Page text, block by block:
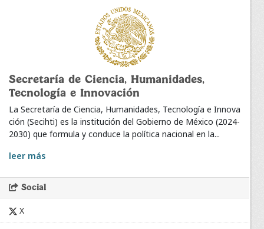
Secretaría de Ciencia, Humanidades,
Tecnología e Innovación
La Secretaría de Ciencia, Humanidades, Tecnología e Innova
ción (Secihti) es la institución del Gobierno de México (2024-
2030) que formula y conduce la política nacional en la...
leer más
Social
X